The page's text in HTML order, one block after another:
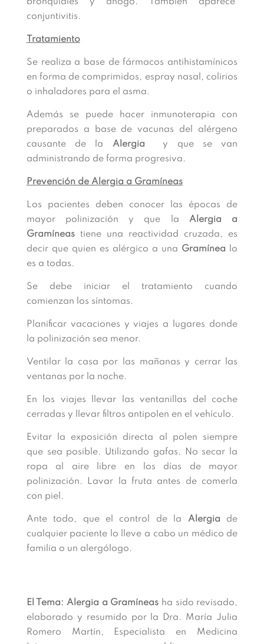
conjuntivitis.
Tratamiento
Se realiza a base de fármacos antihistamínicos
en forma de comprimidos, espray nasal, colirios
o inhaladores para el asma.
Además se puede hacer inmunoterapia con
preparados a base de vacunas del alérgeno
causante de la Alergia
y que se van
administrando de forma progresiva.
Prevención de Alergia a Gramíneas
Los pacientes deben conocer las épocas de
mayor polinización y que la Alergia a
Gramíneastiene una reactividad cruzada, es
decir que quien es alérgico a una Gramínea lo
es a todas.
Se debe iniciar el tratamiento cuando
comienzan los síntomas.
Planificar vacaciones y viajes a lugares donde
la polinización sea menor.
Ventilar la casa por las mañanas y cerrar las
ventanas por la noche.
En los viajes llevar las ventanillas del coche
cerradas y llevar filtros antipolen en el vehículo.
Evitar la exposición directa al polen siempre
que sea posible. Utilizando gafas. No secar la
ropa al aire libre en los días de mayor
polinización. Lavar la fruta antes de comerla
con piel.
Ante todo, que el control de la Alergia de
cualquier paciente lo lleve a cabo un médico de
familia o un alergólogo.
El Tema: Alergia a Gramíneas ha sido revisado,
elaborado y resumido por la Dra. María Julia
Romero Martín, Especialista en Medicina